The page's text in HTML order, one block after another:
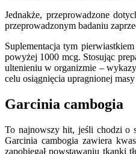
Jednakże, przeprowadzone
przeprowadzonym badaniu
Suplementacja tym
powyżej 1000 mcg. Stosując
ultenieniu w organizmie –
celu osiągnięcia upragnionej masy
Garcinia cambogia
To najnowszy hit, jeśli chodzi o
Garcinia cambogia zawiera
zapobiegał powstawaniu tkanki